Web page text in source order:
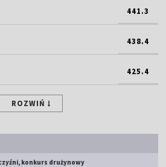
441.3
438.4
425.4
ROZWIŃ
konkurs drużynowy